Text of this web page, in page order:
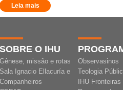
Leia mais
SOBRE O IHU
Gênese, missão e rotas
Sala Ignacio Ellacuría e
Companheiros
Observasinos
Teologia
IHU Fronteiras